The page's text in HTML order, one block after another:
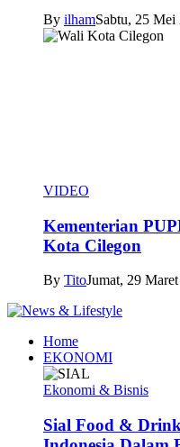
By ilhamSabtu, 25 Mei
VIDEO
Kementerian
Kota Cilegon
By TitoJumat, 29
Home
EKONOMI
Ekonomi & Bisnis
Sial Food &